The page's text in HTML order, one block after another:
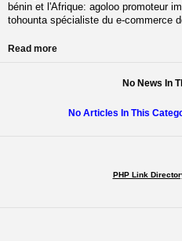
bénin et l'Afrique: agoloo promoteur
tohounta spécialiste du e-commerce
Read more
No News In
No Articles In This
PHP Link